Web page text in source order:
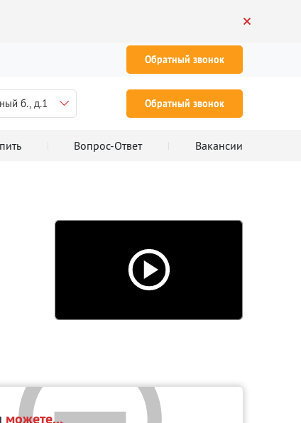
Обратный звонок
б., д.1 Обратный звонок
Вопрос-Ответ Вакансии
можете...